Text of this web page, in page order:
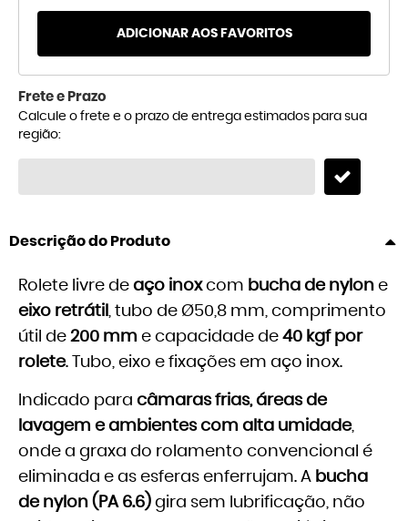
ADICIONAR AOS FAVORITOS
Frete e Prazo
Calcule o frete e o prazo de entrega estimados para sua
região:
Descrição do Produto
Rolete livre de aço inoxcom bucha de nylon e
eixo retrátil , tubo de Ø50,8 mm, comprimento
útil de 200 mm e capacidade de 40 kgf por
rolete. Tubo, eixo e fixações em aço inox.
Indicado para câmaras frias, áreas de
lavagem e ambientes com alta umidade,
onde a graxa do rolamento convencional é
eliminada e as esferas enferrujam. A bucha
de nylon (PA 6.6) gira sem lubrificação, não